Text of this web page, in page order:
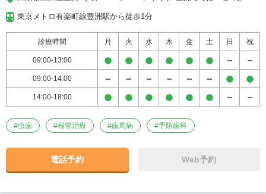
東京メトロ有楽町線豊洲駅から徒歩1分
診療時間 月 火 水 木 金 土 日 祝
09:00-13:00
09:00-14:00
14:00-18:00
#虫歯 #根管治療 #歯周病 #予防歯科
電話予約 Web予約